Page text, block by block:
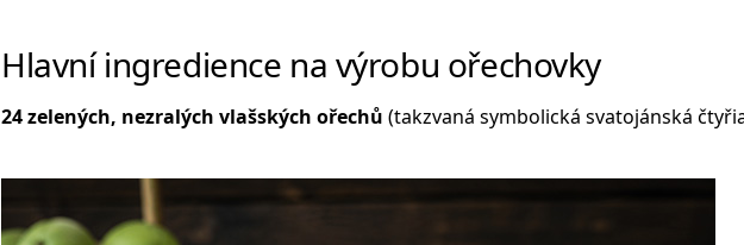
Hlavní ingredience na výrobu ořechovky
24 zelených, nezralých vlašských ořechů (takzvaná symbolická svatojánská